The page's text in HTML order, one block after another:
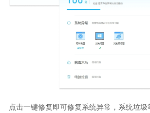
点击一键修复即可修复系统异常，系统垃圾